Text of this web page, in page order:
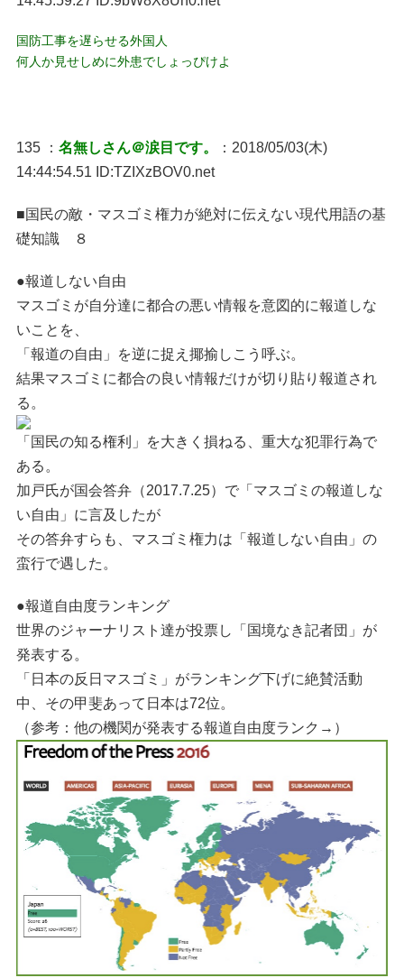
国防工事を遅らせる外国人
何人か見せしめに外患でしょっぴけよ
135 ： 名無しさん＠涙目です。
：2018/05/03(木)
14:44:54.51 ID:TZIXzBOV0.net
■国民の敵・マスゴミ権力が絶対に伝えない現代用語の基
礎知識 ８
●報道しない自由
マスゴミが自分達に都合の悪い情報を意図的に報道しな
いことを、
「報道の自由」を逆に捉え揶揄しこう呼ぶ。
結果マスゴミに都合の良い情報だけが切り貼り報道され
る。
「国民の知る権利」を大きく損ねる、重大な犯罪行為で
ある。
加戸氏が国会答弁（2017.7.25）で「マスゴミの報道しな
い自由」に言及したが
その答弁すらも、マスゴミ権力は「報道しない自由」の
蛮行で遇した。
●報道自由度ランキング
世界のジャーナリスト達が投票し「国境なき記者団」が
発表する。
「日本の反日マスゴミ」がランキング下げに絶賛活動
中、その甲斐あって日本は72位。
（参考：他の機関が発表する報道自由度ランク→）